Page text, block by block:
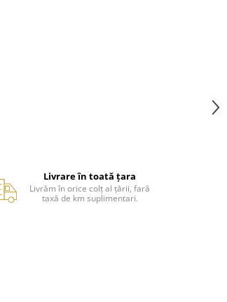
Livrare în toată țara
Livrăm în orice colț al țării, fară
taxă de km suplimentari.